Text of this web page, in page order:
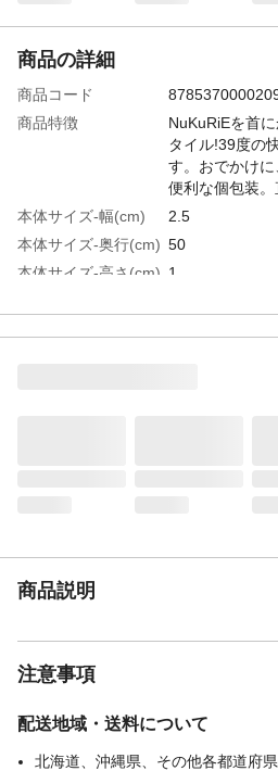
商品の詳細
商品コード
商品特徴
NuKuRiEを首
タイル!39度の
す。おでかけ
便利な個包装
本体サイズ-幅(cm)
2.5
本体サイズ-奥行(cm) 50
本体サイズ-高さ(cm) 1
商品説明
注意事項
配送地域・送料について
北海道、沖縄県、その他各都道府